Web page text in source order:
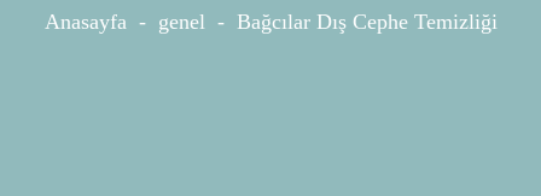
Anasayfa - genel - Bağcılar Dış Cephe Temizliği